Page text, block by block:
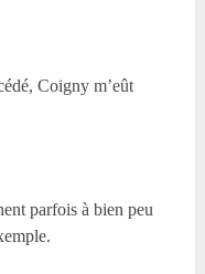
Coigny m’eût
parfois à bien peu